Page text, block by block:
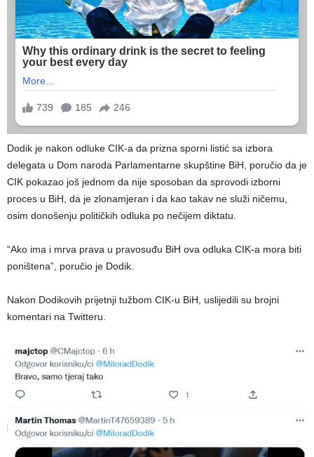
Dodik je nakon odluke CIK-a da prizna sporni listić sa izbora
delegata u Dom naroda Parlamentarne skupštine BiH, poručio da je
CIK pokazao još jednom da nije sposoban da sprovodi izborni
proces u BiH, da je zlonamjeran i da kao takav ne služi ničemu,
osim donošenju političkih odluka po nečijem diktatu.
“Ako ima i mrva prava u pravosuđu BiH ova odluka CIK-a mora biti
poništena”, poručio je Dodik.
Nakon Dodikovih prijetnji tužbom CIK-u BiH, uslijedili su brojni
komentari na Twitteru.